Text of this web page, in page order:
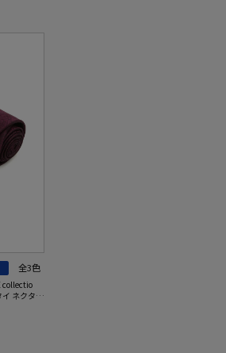
全3色
collectio
ネクタイ
BA